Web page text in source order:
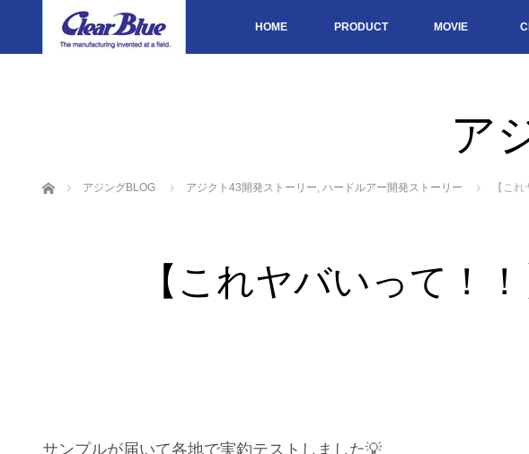
HOME PRODUCT MOVIE
ア
ホーム アジングBLOG アジクト43開発ストーリー, ハードルアー開発ストーリー 【こ
【これヤバいって！
サンプルが届いて各地で実釣テストしました💡